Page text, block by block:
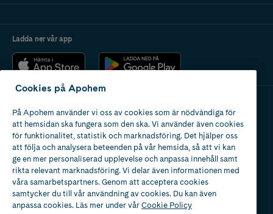
Ladda ner vår app
Apotek med tillstånd
av Läkemedelsverket
Cookies på Apohem
På Apohem använder vi oss av cookies som är nödvändiga för
att hemsidan ska fungera som den ska. Vi använder även cookies
för funktionalitet, statistik och marknadsföring. Det hjälper oss
att följa och analysera beteenden på vår hemsida, så att vi kan
ge en mer personaliserad upplevelse och anpassa innehåll samt
rikta relevant marknadsföring. Vi delar även informationen med
våra samarbetspartners. Genom att acceptera cookies
samtycker du till vår användning av cookies. Du kan även
anpassa cookies. Läs mer under vårCookie Policy